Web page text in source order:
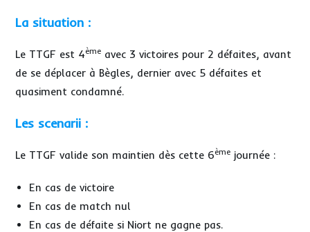
La situation :
Le TTGF est 4ème avec 3 victoires pour 2 défaites, avant
de se déplacer à Bègles, dernier avec 5 défaites et
quasiment condamné.
Les scenarii :
Le TTGF valide son maintien dès cette 6ème journée :
En cas de victoire
En cas de match nul
En cas de défaite si Niort ne gagne pas.